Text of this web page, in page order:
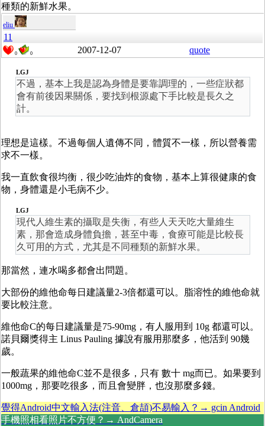
種類的新鮮水果。
eliu
11
0 0 2007-12-07 quote
LGJ
不過，基本上我是認為身體是要靠調理的，一些症狀都
會有前後因果關係，要找到根源處下手比較是長久之
計。
理想是這樣。不過每個人遺傳不同，體質不一樣，所以營養需
求不一樣。
我一直飲食很均衡，很少吃油炸的食物，基本上算很健康的食
物，身體還是小毛病不少。
LGJ
現代人維生素的攝取是失衡，有些人天天吃大量維生
素，那會造成身體負擔，甚至中毒，食療可能是比較長
久可用的方式，尤其是不同種類的新鮮水果。
那當然，連水喝多都會出問題。
大部份的維他命每日建議量2-3倍都還可以。脂溶性的維他命就
要比較注意。
維他命C的每日建議量是75-90mg，有人服用到 10g 都還可以。
諾貝爾獎得主 Linus Pauling 據說有服用那麼多，他活到 90幾
歲。
一般蔬果的維他命C並不是很多，只有 數十 mg而已。如果要到
1000mg，那要吃很多，而且會變胖，也沒那麼多錢。
覺得Android中文輸入法(注音、倉頡)不易輸入？→ gcin Android
手機照相看照片不方便？→ AndCamera